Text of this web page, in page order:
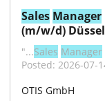
Sales Manager
(m/w/d)
"...Sales Manager
Posted: 2026-07-
OTIS GmbH